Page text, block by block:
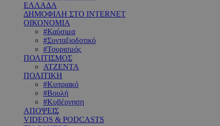
ΕΛΛΑΔΑ
ΔΗΜΟΦΙΛΗ ΣΤΟ INTERNET
ΟΙΚΟΝΟΜΙΑ
#Καύσιμα
#Συνταξιοδοτικό
#Τουρισμός
ΠΟΛΙΤΙΣΜΟΣ
ΑΤΖΕΝΤΑ
ΠΟΛΙΤΙΚΗ
#Κυπριακό
#Βουλή
#Κυβέρνηση
ΑΠΟΨΕΙΣ
VIDEOS & PODCASTS